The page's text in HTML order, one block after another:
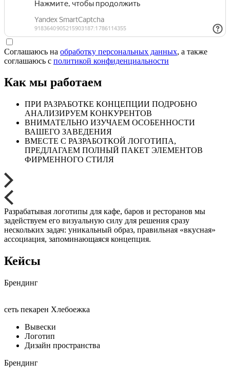
Соглашаюсь на обработку персональных данных, а также
соглашаюсь c политикой конфиденциальности
Как мы работаем
ПРИ РАЗРАБОТКЕ КОНЦЕПЦИИ ПОДРОБНО
АНАЛИЗИРУЕМ КОНКУРЕНТОВ
ВНИМАТЕЛЬНО ИЗУЧАЕМ ОСОБЕННОСТИ
ВАШЕГО ЗАВЕДЕНИЯ
ВМЕСТЕ С РАЗРАБОТКОЙ ЛОГОТИПА,
ПРЕДЛАГАЕМ ПОЛНЫЙ ПАКЕТ ЭЛЕМЕНТОВ
ФИРМЕННОГО СТИЛЯ
Разрабатывая логотипы для кафе, баров и ресторанов мы
задействуем его визуальную силу для решения сразу
нескольких задач: уникальный образ, правильная «вкусная»
ассоциация, запоминающаяся концепция.
Кейсы
Брендинг
сеть пекарен Хлебоежка
Вывески
Логотип
Дизайн пространства
Брендинг